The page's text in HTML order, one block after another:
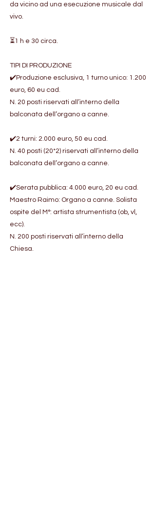
da vicino ad una esecuzione musicale dal
vivo.
⏳1 h e 30 circa.
TIPI DI PRODUZIONE
✔️Produzione esclusiva, 1 turno unico: 1.200
euro, 60 eu cad.
N. 20 posti riservati all’interno della
balconata dell’organo a canne.
✔️2 turni: 2.000 euro, 50 eu cad.
N. 40 posti (20*2) riservati all’interno della
balconata dell’organo a canne.
✔️Serata pubblica: 4.000 euro, 20 eu cad.
Maestro Raimo: Organo a canne. Solista
ospite del M°: artista strumentista (ob, vl,
ecc).
N. 200 posti riservati all’interno della
Chiesa.